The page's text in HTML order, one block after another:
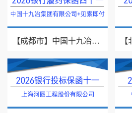
【成都市】中国十九冶集团有限公司/见索即付/2026年银行履约保函四十一